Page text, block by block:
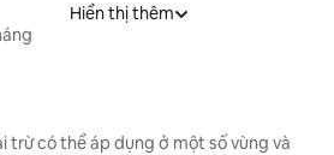
Hiển thị thêm
trừ có thể áp dụng ở một số vùng và